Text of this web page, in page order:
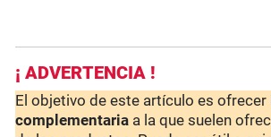
¡ ADVERTENCIA !
El objetivo de este artículo es ofrecer
complementaria a la que suelen